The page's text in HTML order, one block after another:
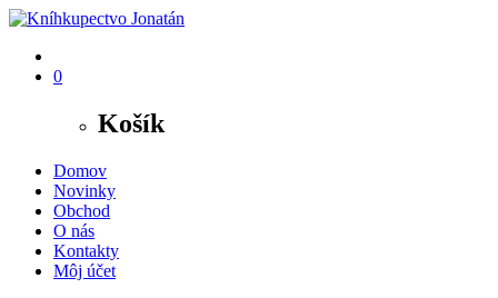
0
Košík
Domov
Novinky
Obchod
O nás
Kontakty
Môj účet